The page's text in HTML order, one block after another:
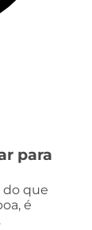
para
do que
é